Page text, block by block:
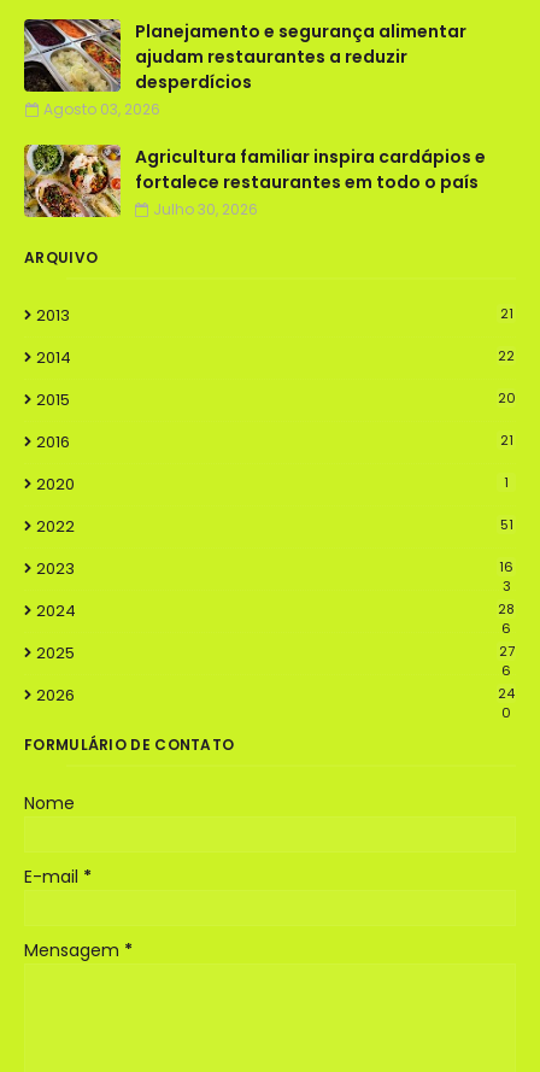
Planejamento e segurança alimentar
ajudam restaurantes a reduzir
desperdícios
Agosto 03, 2026
Agricultura familiar inspira cardápios e
fortalece restaurantes em todo o país
Julho 30, 2026
ARQUIVO
2013 21
2014 22
2015 20
2016 21
2020 1
2022 51
2023
16
3
2024
28
6
2025
27
6
2026
24
0
FORMULÁRIO DE CONTATO
Nome
E-mail *
Mensagem *